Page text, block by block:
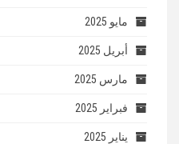
مايو 2025
أبريل 2025
مارس 2025
فبراير 2025
يناير 2025